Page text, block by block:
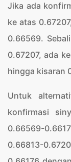
Jika ada
ke atas
0.66569.
0.67207, ada
hingga kisaran
Untuk
konfirmasi
0.66569-
0.66813-